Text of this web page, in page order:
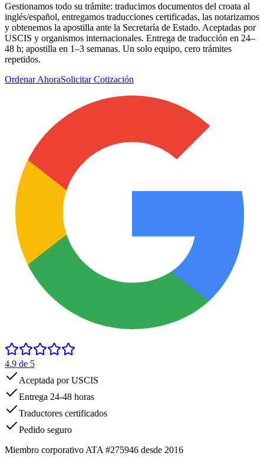
Gestionamos todo su trámite: traducimos documentos del croata al
inglés/español, entregamos traducciones certificadas, las notarizamos
y obtenemos la apostilla ante la Secretaría de Estado. Aceptadas por
USCIS y organismos internacionales. Entrega de traducción en 24–
48 h; apostilla en 1–3 semanas. Un solo equipo, cero trámites
repetidos.
Ordenar AhoraSolicitar Cotización
4.9 de 5
Aceptada por USCIS
Entrega 24-48 horas
Traductores certificados
Pedido seguro
Miembro corporativo ATA #275946 desde 2016